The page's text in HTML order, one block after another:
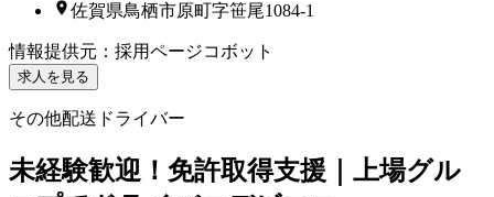
佐賀県鳥栖市原町字笹尾1084-1
情報提供元 ： 採用ページコボット
求人を見る
その他配送ドライバー
未経験歓迎！免許取得支援｜上場グル